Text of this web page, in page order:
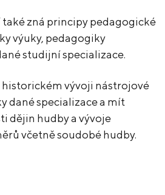
zná principy pedagogické
výuky, pedagogiky
studijní specializace.
historickém vývoji nástrojové
dané specializace a mít
dějin hudby a vývoje
včetně soudobé hudby.